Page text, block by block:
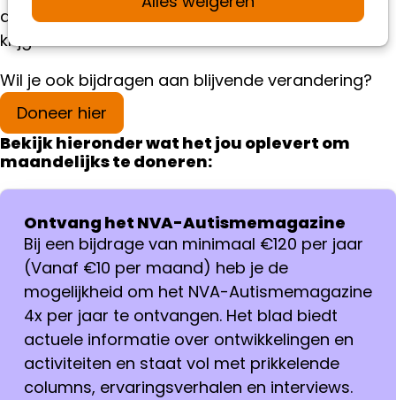
autisme geen belemmering vormt, maar ruimte
krijgt.
Wil je ook bijdragen aan blijvende verandering?
Doneer hier
Bekijk hieronder wat het jou oplevert om
maandelijks te doneren:
Ontvang het NVA-Autismemagazine
Bij een bijdrage van minimaal €120 per jaar
(Vanaf €10 per maand) heb je de
mogelijkheid om het NVA-Autismemagazine
4x per jaar te ontvangen. Het blad biedt
actuele informatie over ontwikkelingen en
activiteiten en staat vol met prikkelende
columns, ervaringsverhalen en interviews.